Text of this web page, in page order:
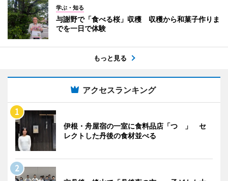
学ぶ・知る
与謝野で「食べる桜」収穫 収穫から和菓子作りま
でを一日で体験
もっと見る
アクセスランキング
伊根・舟屋宿の一室に食料品店「つゝ」 セ
レクトした丹後の食材並べる